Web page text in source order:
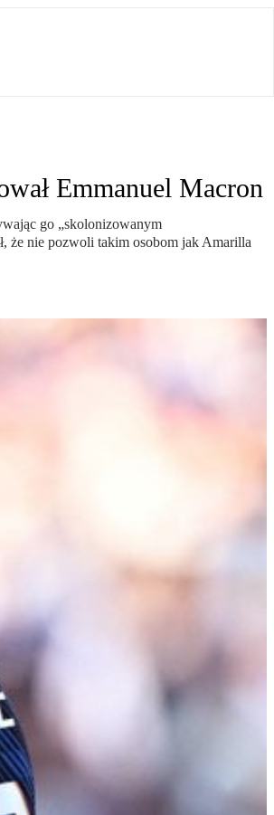
Emmanuel Macron
go „skolonizowanym
że nie pozwoli takim osobom jak Amarilla